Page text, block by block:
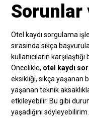
Sorunlar
Otel kaydı sorgulama
sırasında sıkça
kullanıcıların
Öncelikle, otel kaydı
eksikliği, sıkça yaşanan
yaşanan teknik
etkileyebilir. Bu gibi
yaşadığını söyleyebilirim.